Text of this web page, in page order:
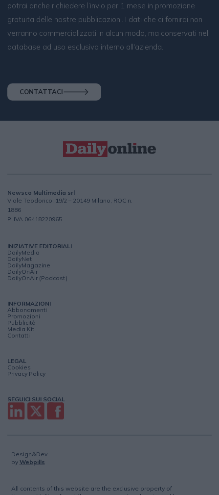
potrai anche richiedere l’invio per 1 mese in promozione
gratuita delle nostre pubblicazioni. I dati che ci fornirai non
verranno commercializzati in alcun modo, ma conservati nel
database ad uso esclusivo interno all'azienda.
CONTATTACI
Newsco Multimedia srl
Viale Teodorico, 19/2 – 20149 Milano, ROC n.
1886
P. IVA 06418220965
INIZIATIVE EDITORIALI
DailyMedia
DailyNet
DailyMagazine
DailyOnAir
DailyOnAir (Podcast)
INFORMAZIONI
Abbonamenti
Promozioni
Pubblicità
Media Kit
Contatti
LEGAL
Cookies
Privacy Policy
SEGUICI SUI SOCIAL
Design&Dev
by Webpills
All contents of this website are the exclusive property of